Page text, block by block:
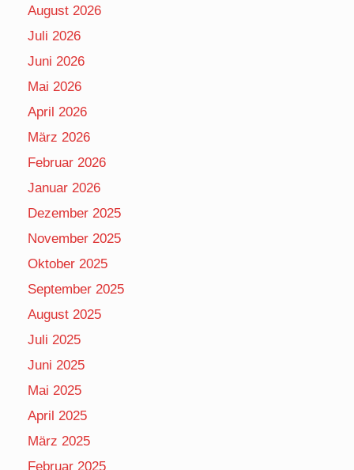
August 2026
Juli 2026
Juni 2026
Mai 2026
April 2026
März 2026
Februar 2026
Januar 2026
Dezember 2025
November 2025
Oktober 2025
September 2025
August 2025
Juli 2025
Juni 2025
Mai 2025
April 2025
März 2025
Februar 2025